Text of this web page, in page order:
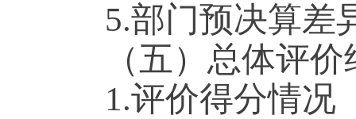
5.部门预决算差
（五）总体评
1.评价得分情况